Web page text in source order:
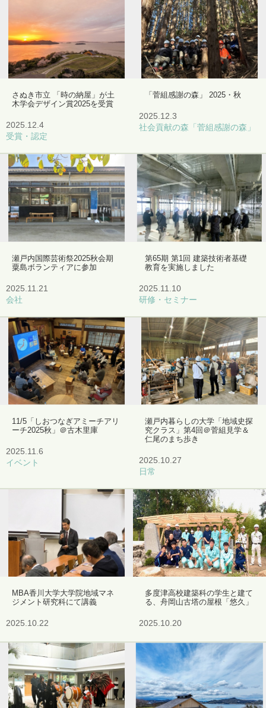
さぬき市立 「時の納屋」が土
木学会デザイン賞2025を受賞
2025.12.4
受賞・認定
「菅組感謝の森」 2025・秋
2025.12.3
社会貢献の森「菅組感謝の森」
瀬戸内国際芸術祭2025秋会期
粟島ボランティアに参加
2025.11.21
会社
第65期 第1回 建築技術者基礎
教育を実施しました
2025.11.10
研修・セミナー
11/5「しおつなぎアミーチアリ
ーチ2025秋」＠古木里庫
2025.11.6
イベント
瀬戸内暮らしの大学「地域史探
究クラス」第4回＠菅組見学＆
仁尾のまち歩き
2025.10.27
日常
MBA香川大学大学院地域マネ
ジメント研究科にて講義
2025.10.22
多度津高校建築科の学生と建て
る、舟岡山古塔の屋根「悠久」
2025.10.20